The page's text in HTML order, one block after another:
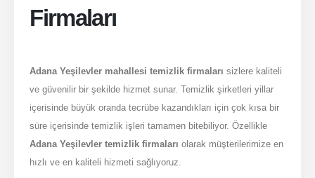
Firmaları
Adana Yeşilevler mahallesi temizlik firmaları sizlere kaliteli
ve güvenilir bir şekilde hizmet sunar. Temizlik şirketleri yillar
içerisinde büyük oranda tecrübe kazandıkları için çok kısa bir
süre içerisinde temizlik işleri tamamen bitebiliyor. Özellikle
Adana Yeşilevler temizlik firmaları olarak müşterilerimize en
hızlı ve en kaliteli hizmeti sağlıyoruz.